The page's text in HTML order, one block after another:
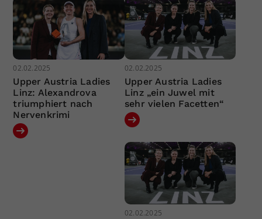
02.02.2025
Upper Austria Ladies
Linz: Alexandrova
triumphiert nach
Nervenkrimi
02.02.2025
Upper Austria Ladies
Linz „ein Juwel mit
sehr vielen Facetten“
02.02.2025